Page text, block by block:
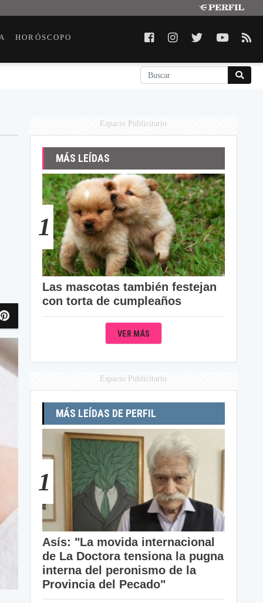
HORÓSCOPO
Espacio Publicitario
MÁS LEÍDAS
1
Las mascotas también festejan
con torta de cumpleaños
VER MÁS
Espacio Publicitario
MÁS LEÍDAS DE PERFIL
1
Asís: "La movida internacional
de La Doctora tensiona la pugna
interna del peronismo de la
Provincia del Pecado"